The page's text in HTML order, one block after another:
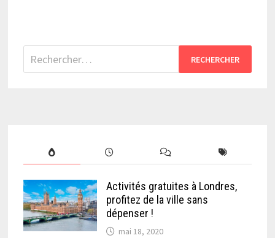
Rechercher :
Activités gratuites à Londres,
profitez de la ville sans
dépenser !
mai 18, 2020